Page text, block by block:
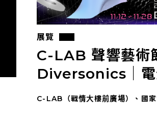
展覽
C-LAB 聲響藝術
Diversonics｜電
C-LAB（戰情大樓前廣場）、國